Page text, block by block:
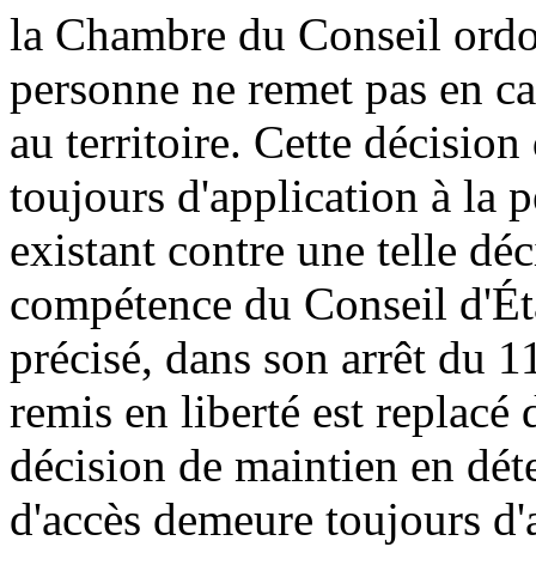
la Chambre du Conseil
personne ne remet pas en
au territoire. Cette décision
toujours d'application à la
existant contre une telle
compétence du Conseil
précisé, dans son arrêt du
remis en liberté est replacé
décision de maintien en
d'accès demeure toujours